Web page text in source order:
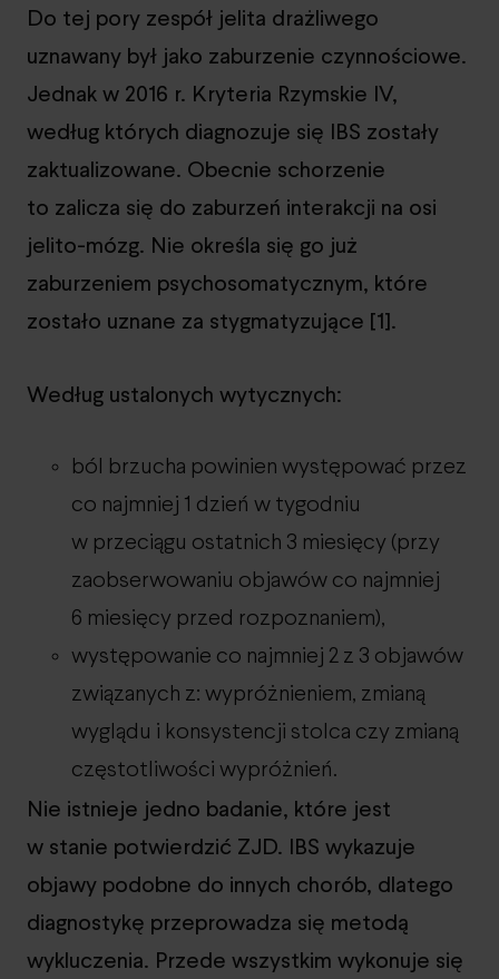
Do tej pory zespół jelita drażliwego
uznawany był jako zaburzenie czynnościowe.
Jednak w 2016 r. Kryteria Rzymskie IV,
według których diagnozuje się IBS zostały
zaktualizowane. Obecnie schorzenie
to zalicza się do zaburzeń interakcji na osi
jelito-mózg. Nie określa się go już
zaburzeniem psychosomatycznym, które
zostało uznane za stygmatyzujące [1].
Według ustalonych wytycznych:
ból brzucha powinien występować przez
co najmniej 1 dzień w tygodniu
w przeciągu ostatnich 3 miesięcy (przy
zaobserwowaniu objawów co najmniej
6 miesięcy przed rozpoznaniem),
występowanie co najmniej 2 z 3 objawów
związanych z: wypróżnieniem, zmianą
wyglądu i konsystencji stolca czy zmianą
częstotliwości wypróżnień.
Nie istnieje jedno badanie, które jest
w stanie potwierdzić ZJD. IBS wykazuje
objawy podobne do innych chorób, dlatego
diagnostykę przeprowadza się metodą
wykluczenia. Przede wszystkim wykonuje się